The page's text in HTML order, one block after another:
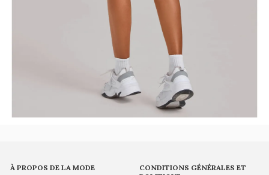
À PROPOS DE LA MODE
CONDITIONS GÉNÉRALES ET